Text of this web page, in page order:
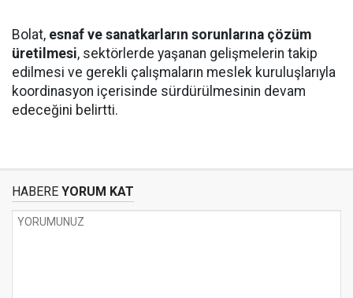
Bolat, esnaf ve sanatkarların sorunlarına çözüm
üretilmesi, sektörlerde yaşanan gelişmelerin takip
edilmesi ve gerekli çalışmaların meslek kuruluşlarıyla
koordinasyon içerisinde sürdürülmesinin devam
edeceğini belirtti.
HABERE YORUM KAT